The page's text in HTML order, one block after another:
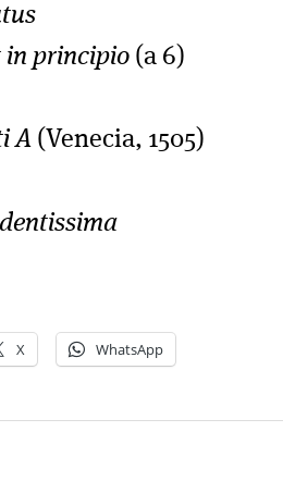
in principio (a 6)
A (Venecia, 1505)
X WhatsApp